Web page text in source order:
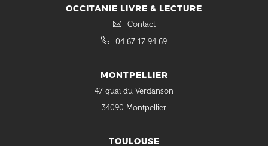
OCCITANIE LIVRE & LECTURE
Contact
04 67 17 94 69
MONTPELLIER
47 quai du Verdanson
34090 Montpellier
TOULOUSE